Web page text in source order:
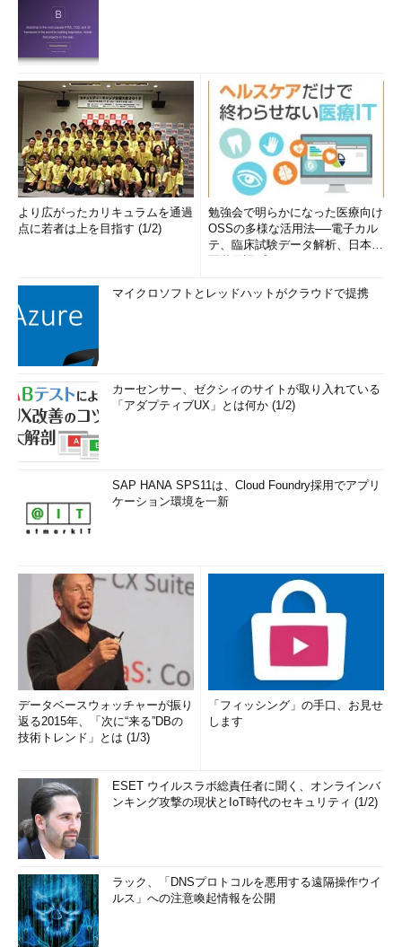
より広がったカリキュラムを通過
点に若者は上を目指す (1/2)
勉強会で明らかになった医療向け
OSSの多様な活用法──電子カル
テ、臨床試験データ解析、日本語
マイクロソフトとレッドハットがクラウドで提携
カーセンサー、ゼクシィのサイトが取り入れている
「アダプティブUX」とは何か (1/2)
SAP HANA SPS11は、Cloud Foundry採用でアプリ
ケーション環境を一新
データベースウォッチャーが振り
返る2015年、「次に“来る”DBの
技術トレンド」とは (1/3)
「フィッシング」の手口、お見せ
します
ESET ウイルスラボ総責任者に聞く、オンラインバ
ンキング攻撃の現状とIoT時代のセキュリティ (1/2)
ラック、「DNSプロトコルを悪用する遠隔操作ウイ
ルス」への注意喚起情報を公開